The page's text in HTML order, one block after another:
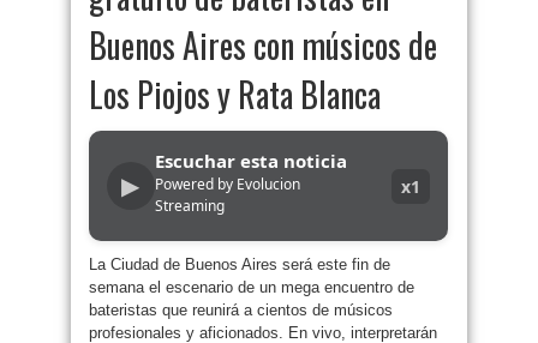
Buenos Aires con músicos de
Los Piojos y Rata Blanca
▶
Escuchar esta noticia
Powered by Evolucion
Streaming
x1
La Ciudad de Buenos Aires será este fin de
semana el escenario de un mega encuentro de
bateristas que reunirá a cientos de músicos
profesionales y aficionados. En vivo, interpretarán